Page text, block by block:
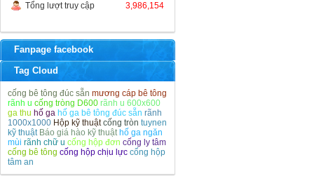
Tổng lượt truy cập
3,986,154
Fanpage facebook
Tag Cloud
cống bê tông đúc sẵn mương cáp bê tông
rãnh u cống tròng D600 rãnh u 600x600
ga thu hố ga hố ga bê tông đúc sẵn rãnh
1000x1000 Hộp kỹ thuật cống tròn tuynen
kỹ thuật Báo giá hào kỹ thuật hố ga ngăn
mùi rãnh chữ u cống hộp đơn cống ly tâm
cống bê tông cống hộp chịu lực cống hộp
tâm an